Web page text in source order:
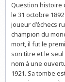
Question histoire
le 31 octobre
joueur d’échecs
champion du
mort, il fut le
son titre et le
nom à une
1921. Sa tombe